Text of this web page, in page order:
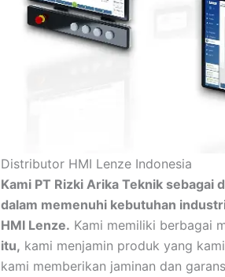
Distributor HMI Lenze Indonesia
Kami PT Rizki Arika Teknik
dalam memenuhi kebutuhan
HMI Lenze. Kami memiliki berbagai
itu, kami menjamin produk yang
kami memberikan jaminan dan